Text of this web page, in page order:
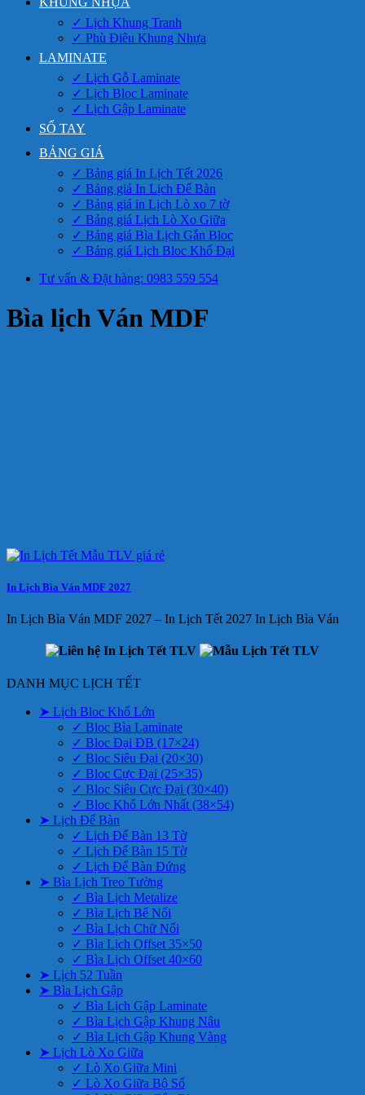
✓ Lịch Khung Tranh
✓ Phù Điêu Khung Nhựa
LAMINATE
✓ Lịch Gỗ Laminate
✓ Lịch Bloc Laminate
✓ Lịch Gập Laminate
SỔ TAY
BẢNG GIÁ
✓ Bảng giá In Lịch Tết 2026
✓ Bảng giá In Lịch Để Bàn
✓ Bảng giá in Lịch Lò xo 7 tờ
✓ Bảng giá Lịch Lò Xo Giữa
✓ Bảng giá Bìa Lịch Gắn Bloc
✓ Bảng giá Lịch Bloc Khổ Đại
Tư vấn & Đặt hàng: 0983 559 554
Bìa lịch Ván MDF
In Lịch Bìa Ván MDF 2027
In Lịch Bìa Ván MDF 2027 – In Lịch Tết 2027 In Lịch Bìa Ván
DANH MỤC LỊCH TẾT
➤ Lịch Bloc Khổ Lớn
✓ Bloc Bìa Laminate
✓ Bloc Đại ĐB (17×24)
✓ Bloc Siêu Đại (20×30)
✓ Bloc Cực Đại (25×35)
✓ Bloc Siêu Cực Đại (30×40)
✓ Bloc Khổ Lớn Nhất (38×54)
➤ Lịch Để Bàn
✓ Lịch Để Bàn 13 Tờ
✓ Lịch Để Bàn 15 Tờ
✓ Lịch Để Bàn Đứng
➤ Bìa Lịch Treo Tường
✓ Bìa Lịch Metalize
✓ Bìa Lịch Bế Nổi
✓ Bìa Lịch Chữ Nổi
✓ Bìa Lịch Offset 35×50
✓ Bìa Lịch Offset 40×60
➤ Lịch 52 Tuần
➤ Bìa Lịch Gập
✓ Bìa Lịch Gập Laminate
✓ Bìa Lịch Gập Khung Nâu
✓ Bìa Lịch Gập Khung Vàng
➤ Lịch Lò Xo Giữa
✓ Lò Xo Giữa Mini
✓ Lò Xo Giữa Bộ Số